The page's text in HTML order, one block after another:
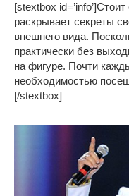
[stextbox
раскрывает секреты
внешнего вида.
практически без
на фигуре. Почти
необходимостью
[/stextbox]